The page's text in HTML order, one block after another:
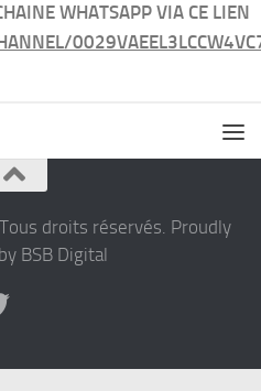
WHATSAPP VIA CE LIEN
droits réservés. Proudly
BSB Digital